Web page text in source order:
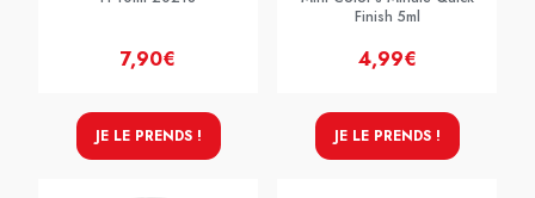
7,90€
JE LE PRENDS !
Finish 5ml
4,99€
JE LE PRENDS !